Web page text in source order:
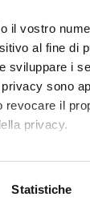
il vostro
al fine di
sviluppare i
sono
il
privacy.
Statistiche